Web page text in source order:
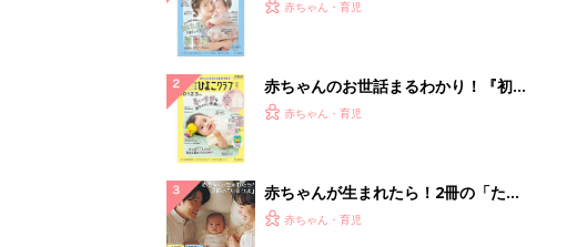
PR（イエウール）
ランキングをもっと見る